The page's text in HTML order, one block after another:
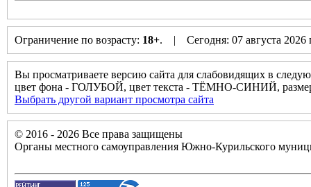
Ограничение по возрасту: 18+. | Сегодня: 07 августа
Вы просматриваете версию сайта для слабовидящих в
цвет фона - ГОЛУБОЙ, цвет текста - ТЁМНО-СИНИЙ,
Выбрать другой вариант просмотра сайта
© 2016 - 2026 Все права защищены
Органы местного самоуправления Южно-Курильского